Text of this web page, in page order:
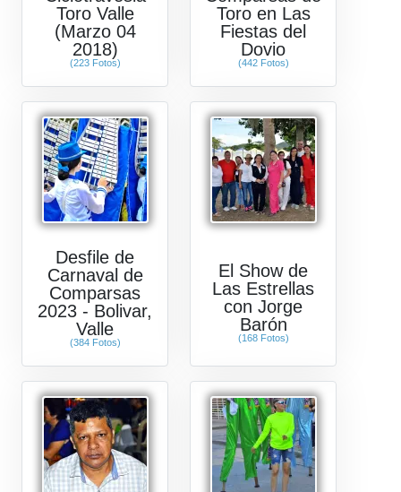
Toro Valle
(Marzo 04
2018)
(223 Fotos)
Toro en Las
Fiestas del
Dovio
(442 Fotos)
Desfile de
Carnaval de
Comparsas
2023 - Bolivar,
Valle
(384 Fotos)
El Show de
Las Estrellas
con Jorge
Barón
(168 Fotos)